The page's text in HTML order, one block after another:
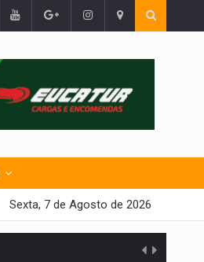
Sexta, 7 de Agosto de 2026